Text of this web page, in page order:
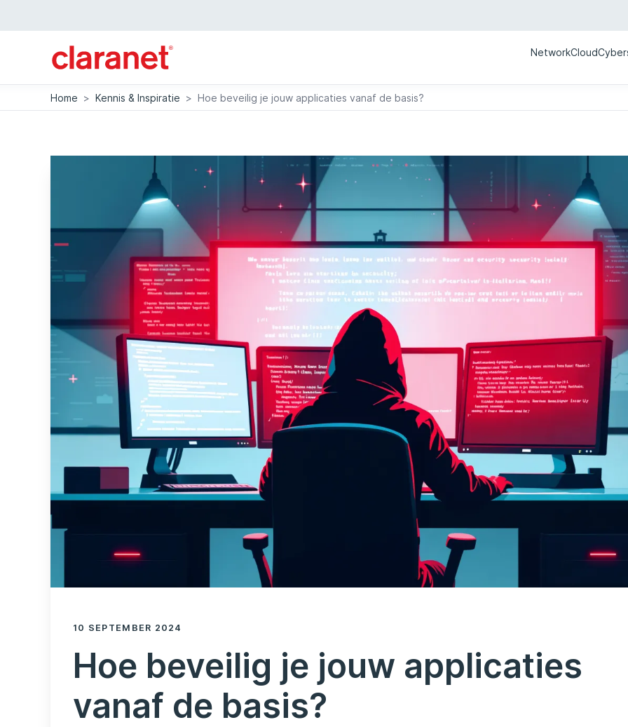
NetworkCloud
Home > Kennis & Inspiratie > Hoe beveilig je jouw applicaties vanaf de basis?
10 SEPTEMBER 2024
Hoe beveilig je jouw applicaties
vanaf de basis?